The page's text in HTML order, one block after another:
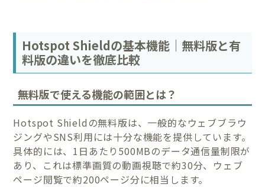
Hotspot Shieldの基本機能｜無料版と有
料版の違いを徹底比較
無料版で使える機能の範囲とは？
Hotspot Shieldの無料版は、一般的なウェブブラウ
ジングやSNS利用には十分な機能を提供しています。
具体的には、1日あたり500MBのデータ通信量制限が
あり、これは標準画質の動画視聴で約30分、ウェブ
ページ閲覧で約200ページ分に相当します。